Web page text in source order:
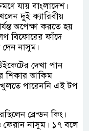
যায় বাংলাদেশ।
দুই ক্যারিবীয়
অপেক্ষা করতে হয়
বিফোরের ফাঁদে
দেন নাসুম।
দেখা পান
শিকার আকিম
খুলতে পারেননি এই টপ
ব্রেন্ডন কিং।
নাসুম। ১৭ বলে